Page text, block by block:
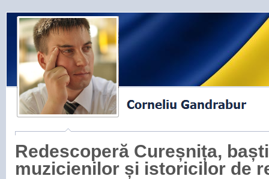
Redescoperă Cureșnița,
muzicienilor și istoricilor de